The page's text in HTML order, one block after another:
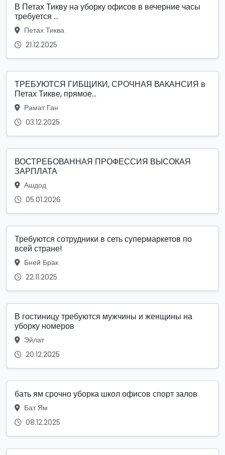
В Петах Тикву на уборку офисов в вечерние часы
требуется ...
Петах Тиква
21.12.2025
ТРЕБУЮТСЯ ГИБЩИКИ, СРОЧНАЯ ВАКАНСИЯ в
Петах Тикве, прямое...
Рамат Ган
03.12.2025
ВОСТРЕБОВАННАЯ ПРОФЕССИЯ ВЫСОКАЯ
ЗАРПЛАТА
Ашдод
05.01.2026
Требуются сотрудники в сеть супермаркетов по
всей стране!
Бней Брак
22.11.2025
В гостиницу требуются мужчины и женщины на
уборку номеров
Эйлат
20.12.2025
бать ям срочно уборка школ офисов спорт залов
Бат Ям
08.12.2025